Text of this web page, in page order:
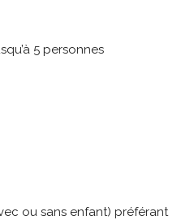
5 personnes
ou sans enfant) préférant